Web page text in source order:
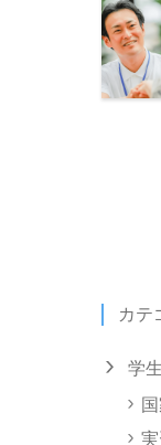
カテ
学